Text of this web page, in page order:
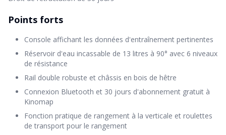
Points forts
Console affichant les données d'entraînement pertinentes
Réservoir d'eau incassable de 13 litres à 90° avec 6 niveaux
de résistance
Rail double robuste et châssis en bois de hêtre
Connexion Bluetooth et 30 jours d'abonnement gratuit à
Kinomap
Fonction pratique de rangement à la verticale et roulettes
de transport pour le rangement